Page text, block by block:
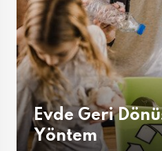
Evde Geri
Yöntem